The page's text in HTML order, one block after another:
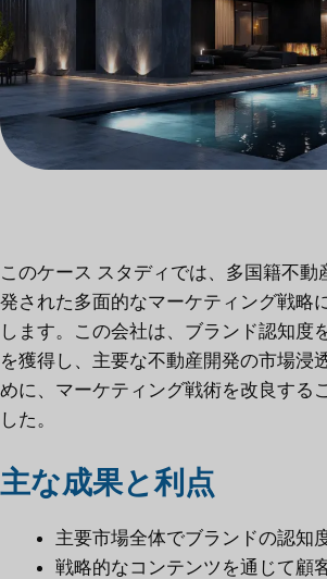
このケース スタディでは、多国籍不動
発された多面的なマーケティング戦略
します。この会社は、ブランド認知度
を獲得し、主要な不動産開発の市場浸
めに、マーケティング戦術を改良する
した。
主な成果と利点
主要市場全体でブランドの認知
戦略的なコンテンツを通じて顧